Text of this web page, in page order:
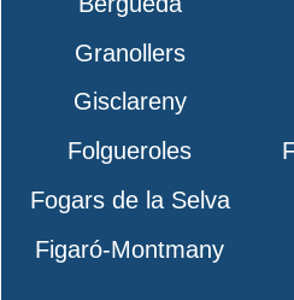
Granollers
Gisclareny
Folgueroles
Fogars de la Selva
Figaró-Montmany